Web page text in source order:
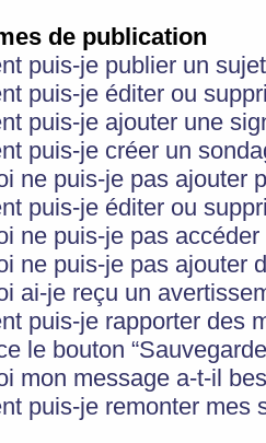
de publication
puis-je publier un
puis-je éditer ou
puis-je ajouter une
puis-je créer un
ne puis-je pas ajouter
puis-je éditer ou
ne puis-je pas
ne puis-je pas ajouter
ai-je reçu un
puis-je rapporter des
le bouton
mon message a-t-il
puis-je remonter mes